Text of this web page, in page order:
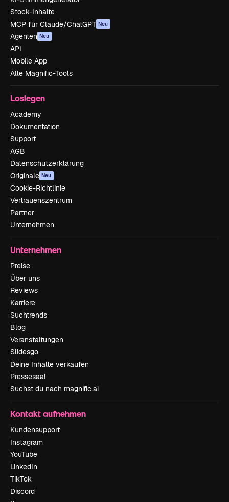
Stock-Inhalte
MCP für Claude/ChatGPT Neu
Agenten Neu
API
Mobile App
Alle Magnific-Tools
Loslegen
Academy
Dokumentation
Support
AGB
Datenschutzerklärung
Originale Neu
Cookie-Richtlinie
Vertrauenszentrum
Partner
Unternehmen
Unternehmen
Preise
Über uns
Reviews
Karriere
Suchtrends
Blog
Veranstaltungen
Slidesgo
Deine Inhalte verkaufen
Pressesaal
Suchst du nach magnific.ai
Kontakt aufnehmen
Kundensupport
Instagram
YouTube
LinkedIn
TikTok
Discord